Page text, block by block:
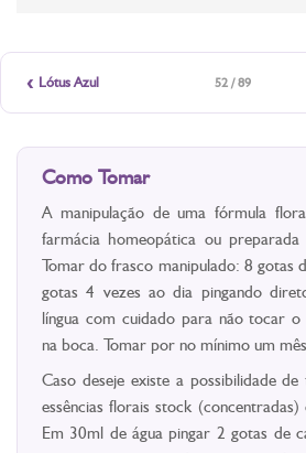
‹ Lótus Azul 52 / 89
Como Tomar
A manipulação de uma fórmula
farmácia homeopática ou
Tomar do frasco manipulado: 8 gotas
gotas 4 vezes ao dia pingando
língua com cuidado para não tocar
na boca. Tomar por no mínimo um
Caso deseje existe a possibilidade
essências florais stock
Em 30ml de água pingar 2 gotas de